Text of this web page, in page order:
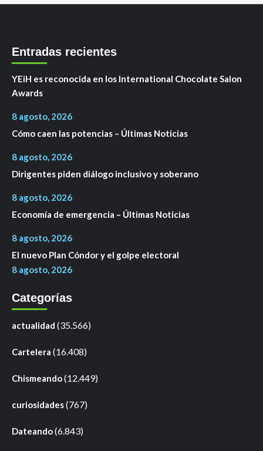
Entradas recientes
YEiH es reconocida en los International Chocolate Salon
Awards
8 agosto, 2026
Cómo caen las potencias – Últimas Noticias
8 agosto, 2026
Dirigentes piden diálogo inclusivo y soberano
8 agosto, 2026
Economía de emergencia – Últimas Noticias
8 agosto, 2026
El nuevo Plan Cóndor y el golpe electoral
8 agosto, 2026
Categorías
actualidad (35.566)
Cartelera (16.408)
Chismeando(12.449)
curiosidades(767)
Dateando(6.843)